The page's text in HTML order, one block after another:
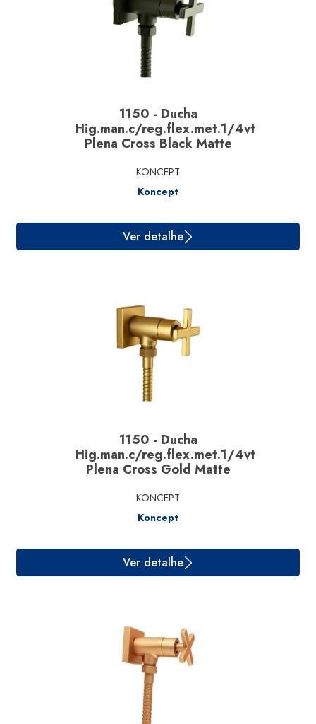
Ver detalhe
Ver detalhe
1150 - Ducha
Hig.man.c/reg.flex.met.1/4vt
Plena Cross Black Matte
KONCEPT
Koncept
1150 - Ducha
Hig.man.c/reg.flex.met.1/4vt
Plena Cross Gold Matte
KONCEPT
Koncept